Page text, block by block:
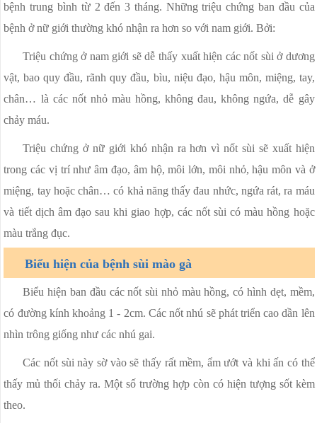
bệnh trung bình từ 2 đến 3 tháng. Những triệu chứng ban đầu của
bệnh ở nữ giới thường khó nhận ra hơn so với nam giới. Bởi:
Triệu chứng ở nam giới sẽ dễ thấy xuất hiện các nốt sùi ở dương
vật, bao quy đầu, rãnh quy đầu, bìu, niệu đạo, hậu môn, miệng, tay,
chân… là các nốt nhỏ màu hồng, không đau, không ngứa, dễ gây
chảy máu.
Triệu chứng ở nữ giới khó nhận ra hơn vì nốt sùi sẽ xuất hiện
trong các vị trí như âm đạo, âm hộ, môi lớn, môi nhỏ, hậu môn và ở
miệng, tay hoặc chân… có khả năng thấy đau nhức, ngứa rát, ra máu
và tiết dịch âm đạo sau khi giao hợp, các nốt sùi có màu hồng hoặc
màu trắng đục.
Biểu hiện của bệnh sùi mào gà
Biểu hiện ban đầu các nốt sùi nhỏ màu hồng, có hình dẹt, mềm,
có đường kính khoảng 1 - 2cm. Các nốt nhú sẽ phát triển cao dần lên
nhìn trông giống như các nhú gai.
Các nốt sùi này sờ vào sẽ thấy rất mềm, ẩm ướt và khi ấn có thể
thấy mủ thối chảy ra. Một số trường hợp còn có hiện tượng sốt kèm
theo.